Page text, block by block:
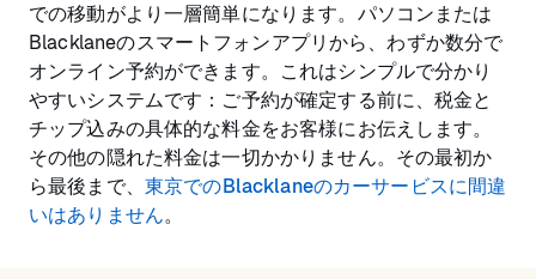
での移動がより一層簡単になります。パソコンまたは
Blacklaneのスマートフォンアプリから、わずか数分で
オンライン予約ができます。これはシンプルで分かり
やすいシステムです：ご予約が確定する前に、税金と
チップ込みの具体的な料金をお客様にお伝えします。
その他の隠れた料金は一切かかりません。その最初か
ら最後まで、 東京でのBlacklaneのカーサービスに間違
いはありません。